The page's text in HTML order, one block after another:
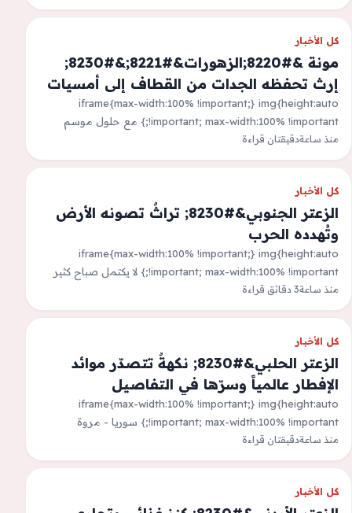
المدن العتيقة…
كل الأخبار
مونة &#8220;الزهورات&#8221;&#8230;
إرث تحفظه الجدات من القطاف إلى أمسيات
الشّتاء
iframe{max-width:100% !important;} img{height:auto
!important; max-width:100% !important;} مع حلول موسم
المونة اللبنانية، تتجه الأنظار عادةً إلى الكشك والمكدوس والمربيات،
لكنّ ثمة وجهاً آخر…
منذ ساعةدقيقتان قراءة
كل الأخبار
الزعتر الجنوبي&#8230; تراثٌ تصونه الأرض
وتُهدده الحرب
iframe{max-width:100% !important;} img{height:auto
!important; max-width:100% !important;} لا يكتمل صباح كثير
من اللبنانيين من دون منقوشة الزعتر، ولا تخلو معظم البيوت من
&quot;صحن…
منذ ساعة3 دقائق قراءة
كل الأخبار
الزعتر الحلبي&#8230; نكهةٌ تتصدّر موائد
الإفطار عالمياً وسرّها في التفاصيل
iframe{max-width:100% !important;} img{height:auto
!important; max-width:100% !important;} سوريا - مروة
البرغش&nbsp;لا يزال الزعتر الحلبي الأصيل يحتفظ بمكانته كواحد
من أبرز الموروثات الغذائية التي…
منذ ساعةدقيقتان قراءة
كل الأخبار